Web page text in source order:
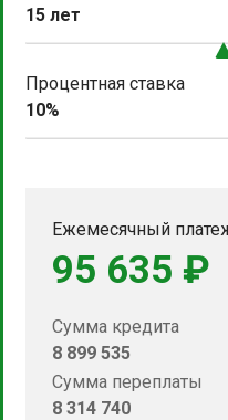
15 лет
Процентная ставка
10%
Ежемесячный
95 635 ₽
Сумма кредита
8 899 535
Сумма переплаты
8 314 740